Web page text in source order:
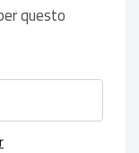
questo